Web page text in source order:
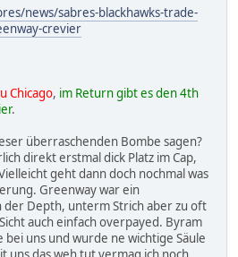
news/sabres-blackhawks-trade-
crevier
Chicago, im Return gibt es den 4th
.
überraschenden Bombe sagen?
direkt erstmal dick Platz im Cap,
geht dann doch nochmal was
Greenway war ein
der Depth, unterm Strich aber zu oft
auch einfach overpayed. Byram
uns und wurde ne wichtige Säule